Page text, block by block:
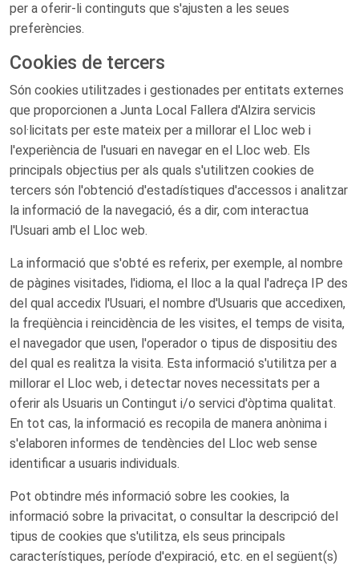
per a oferir-li continguts que s'ajusten a les seues
preferències.
Cookies de tercers
Són cookies utilitzades i gestionades per entitats externes
que proporcionen a Junta Local Fallera d'Alzira servicis
sol·licitats per este mateix per a millorar el Lloc web i
l'experiència de l'usuari en navegar en el Lloc web. Els
principals objectius per als quals s'utilitzen cookies de
tercers són l'obtenció d'estadístiques d'accessos i analitzar
la informació de la navegació, és a dir, com interactua
l'Usuari amb el Lloc web.
La informació que s'obté es referix, per exemple, al nombre
de pàgines visitades, l'idioma, el lloc a la qual l'adreça IP des
del qual accedix l'Usuari, el nombre d'Usuaris que accedixen,
la freqüència i reincidència de les visites, el temps de visita,
el navegador que usen, l'operador o tipus de dispositiu des
del qual es realitza la visita. Esta informació s'utilitza per a
millorar el Lloc web, i detectar noves necessitats per a
oferir als Usuaris un Contingut i/o servici d'òptima qualitat.
En tot cas, la informació es recopila de manera anònima i
s'elaboren informes de tendències del Lloc web sense
identificar a usuaris individuals.
Pot obtindre més informació sobre les cookies, la
informació sobre la privacitat, o consultar la descripció del
tipus de cookies que s'utilitza, els seus principals
característiques, període d'expiració, etc. en el següent(s)